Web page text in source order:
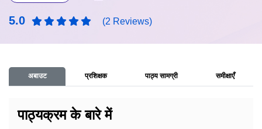
5.0 (2 Reviews)
अबाउट प्रशिक्षक पाठ्य सामग्री समीक्षाएँ
पाठ्यक्रम के बारे में